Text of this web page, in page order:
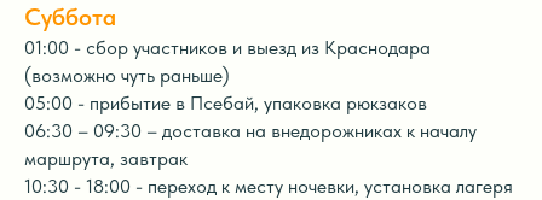
Суббота
01:00 - сбор участников и выезд из Краснодара
(возможно чуть раньше)
05:00 - прибытие в Псебай, упаковка рюкзаков
06:30 – 09:30 – доставка на внедорожниках к началу
маршрута, завтрак
10:30 - 18:00 - переход к месту ночевки, установка лагеря